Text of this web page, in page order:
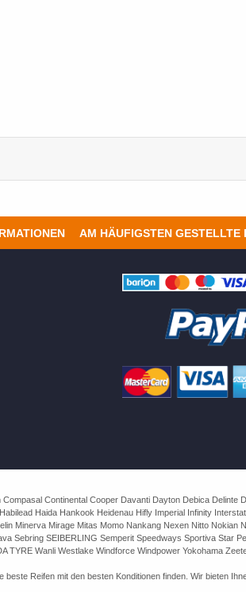
AM HÄUFIGSTEN GESTELLTE
Continental Cooper Davanti Dayton Debica Delinte
Haida Hankook Heidenau Hifly Imperial Infinity
Minerva Mirage Mitas Momo Nankang Nexen Nitto Nokian
Sebring SEIBERLING Semperit Speedways Sportiva Star
TYRE Wanli Westlake Windforce Windpower Yokohama
Reifen mit den besten Konditionen finden. Wir bieten